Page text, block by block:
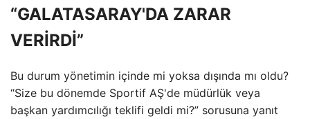
“GALATASARAY'DA ZARAR
VERİRDİ”
Bu durum yönetimin içinde mi yoksa dışında mı oldu?
“Size bu dönemde Sportif AŞ'de müdürlük veya
başkan yardımcılığı teklifi geldi mi?” sorusuna yanıt